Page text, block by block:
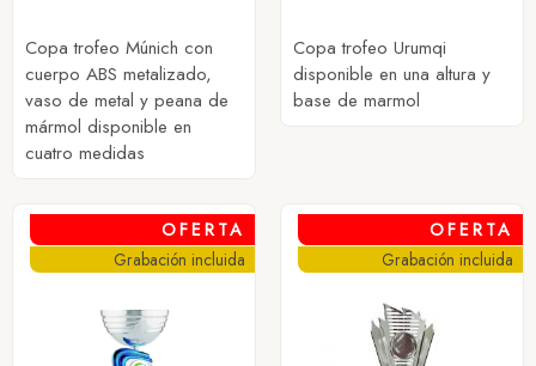
Copa trofeo Múnich con
cuerpo ABS metalizado,
vaso de metal y peana de
mármol disponible en
cuatro medidas
Copa trofeo Urumqi
disponible en una altura y
base de marmol
OFERTA
Grabación incluida
OFERTA
Grabación incluida